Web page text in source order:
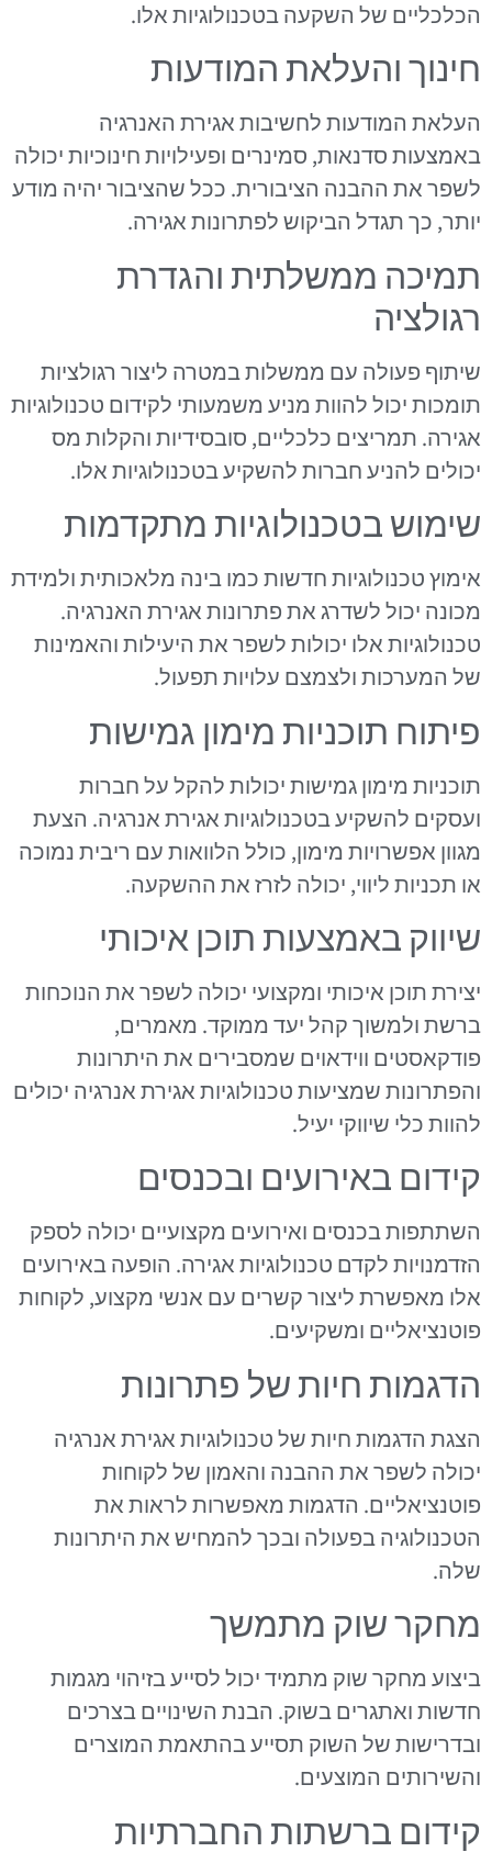
הכלכליים של השקעה בטכנולוגיות אלו.
חינוך והעלאת המודעות
העלאת המודעות לחשיבות אגירת האנרגיה
באמצעות סדנאות, סמינרים ופעילויות חינוכיות יכולה
לשפר את ההבנה הציבורית. ככל שהציבור יהיה מודע
יותר, כך תגדל הביקוש לפתרונות אגירה.
תמיכה ממשלתית והגדרת
רגולציה
שיתוף פעולה עם ממשלות במטרה ליצור רגולציות
תומכות יכול להוות מניע משמעותי לקידום טכנולוגיות
אגירה. תמריצים כלכליים, סובסידיות והקלות מס
יכולים להניע חברות להשקיע בטכנולוגיות אלו.
שימוש בטכנולוגיות מתקדמות
אימוץ טכנולוגיות חדשות כמו בינה מלאכותית ולמידת
מכונה יכול לשדרג את פתרונות אגירת האנרגיה.
טכנולוגיות אלו יכולות לשפר את היעילות והאמינות
של המערכות ולצמצם עלויות תפעול.
פיתוח תוכניות מימון גמישות
תוכניות מימון גמישות יכולות להקל על חברות
ועסקים להשקיע בטכנולוגיות אגירת אנרגיה. הצעת
מגוון אפשרויות מימון, כולל הלוואות עם ריבית נמוכה
או תכניות ליווי, יכולה לזרז את ההשקעה.
שיווק באמצעות תוכן איכותי
יצירת תוכן איכותי ומקצועי יכולה לשפר את הנוכחות
ברשת ולמשוך קהל יעד ממוקד. מאמרים,
פודקאסטים ווידאוים שמסבירים את היתרונות
והפתרונות שמציעות טכנולוגיות אגירת אנרגיה יכולים
להוות כלי שיווקי יעיל.
קידום באירועים ובכנסים
השתתפות בכנסים ואירועים מקצועיים יכולה לספק
הזדמנויות לקדם טכנולוגיות אגירה. הופעה באירועים
אלו מאפשרת ליצור קשרים עם אנשי מקצוע, לקוחות
פוטנציאליים ומשקיעים.
הדגמות חיות של פתרונות
הצגת הדגמות חיות של טכנולוגיות אגירת אנרגיה
יכולה לשפר את ההבנה והאמון של לקוחות
פוטנציאליים. הדגמות מאפשרות לראות את
הטכנולוגיה בפעולה ובכך להמחיש את היתרונות
שלה.
מחקר שוק מתמשך
ביצוע מחקר שוק מתמיד יכול לסייע בזיהוי מגמות
חדשות ואתגרים בשוק. הבנת השינויים בצרכים
ובדרישות של השוק תסייע בהתאמת המוצרים
והשירותים המוצעים.
קידום ברשתות החברתיות